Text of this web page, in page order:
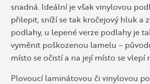
snadná. Ideální je však vinylovou
přilepit, sníží se tak kročejový hluk a
podlahy, u lepené verze podlahy je
vyměnit poškozenou lamelu –
místo se očistí a na její místo se vlepí
Plovoucí laminátovou či vinylovou